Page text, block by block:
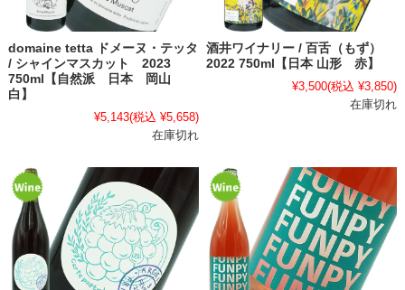
domaine tetta ドメーヌ・テッタ
/ シャインマスカット 2023
750ml【自然派 日本 岡山
白】
¥5,143(税込 ¥5,658)
在庫切れ
酒井ワイナリー / 百舌（もず）
2022 750ml【日本 山形 赤】
¥3,500(税込 ¥3,850)
在庫切れ